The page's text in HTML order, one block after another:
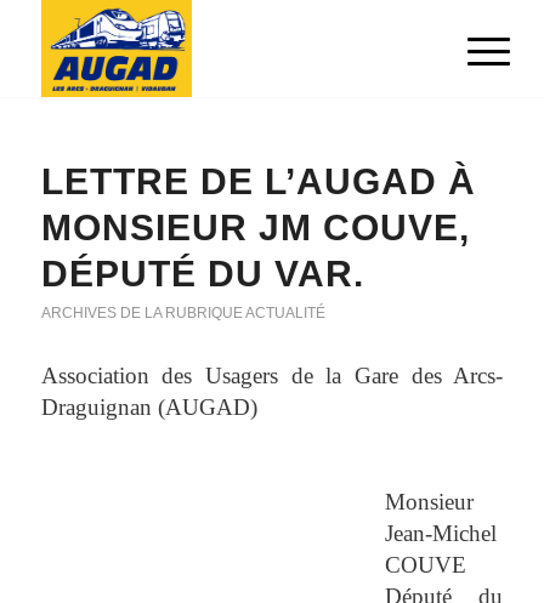
LETTRE DE L’AUGAD À
MONSIEUR JM COUVE,
DÉPUTÉ DU VAR.
ARCHIVES DE LA RUBRIQUE ACTUALITÉ
Association des Usagers de la Gare des Arcs-
Draguignan (AUGAD)
Monsieur
Jean-Michel
COUVE
Député du